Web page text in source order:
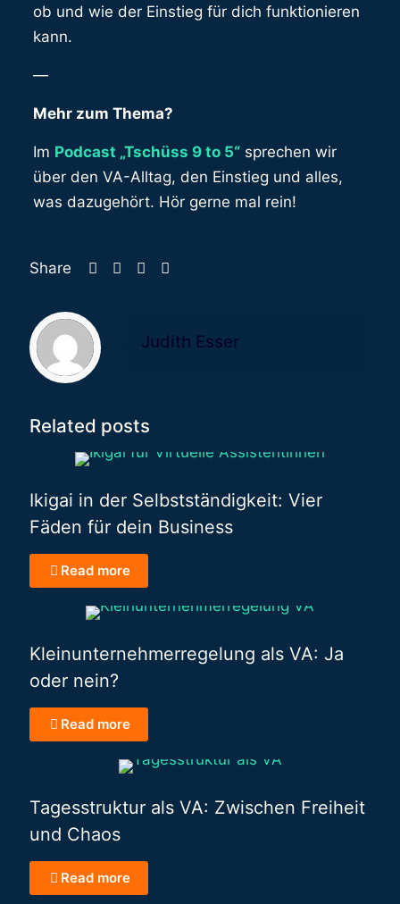
ob und wie der Einstieg für dich funktionieren
kann.
—
Mehr zum Thema?
Im Podcast „Tschüss 9 to 5“sprechen wir
über den VA-Alltag, den Einstieg und alles,
was dazugehört. Hör gerne mal rein!
Share
Judith Esser
Related posts
Ikigai in der Selbstständigkeit: Vier
Fäden für dein Business
Read more
Kleinunternehmerregelung als VA: Ja
oder nein?
Read more
Tagesstruktur als VA: Zwischen Freiheit
und Chaos
Read more